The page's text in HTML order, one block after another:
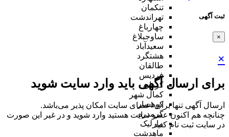
ثبت آگهی
×
×
برای ارسال آگهی باید وارد سایت شوید
ارسال آگهی تنها برای اعضای سایت امکان پذیر می‌باشد.
چنانچه هم‌ اکنون عضو سایت هستید وارد شوید و در غیر این صورت
در سایت ثبت نام کنید
تنکمان
تهراندشت
چهارباغ
ساوجبلاغ
سعیدآباد
هشتگرد
طالقان
فردیس
کردان
کمال شهر
کوهسار
گرمدره
مارلیک
ماهدشت